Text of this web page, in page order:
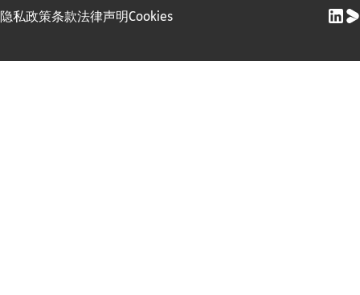
隐私政策条款法律声明Cookies